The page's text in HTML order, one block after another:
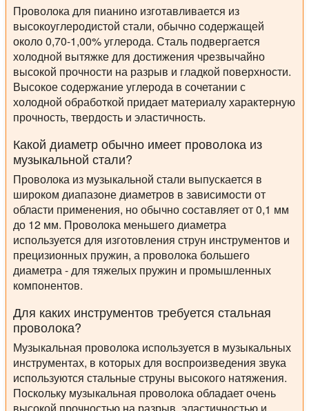
Проволока для пианино изготавливается из
высокоуглеродистой стали, обычно содержащей
около 0,70-1,00% углерода. Сталь подвергается
холодной вытяжке для достижения чрезвычайно
высокой прочности на разрыв и гладкой поверхности.
Высокое содержание углерода в сочетании с
холодной обработкой придает материалу характерную
прочность, твердость и эластичность.
Какой диаметр обычно имеет проволока из
музыкальной стали?
Проволока из музыкальной стали выпускается в
широком диапазоне диаметров в зависимости от
области применения, но обычно составляет от 0,1 мм
до 12 мм. Проволока меньшего диаметра
используется для изготовления струн инструментов и
прецизионных пружин, а проволока большего
диаметра - для тяжелых пружин и промышленных
компонентов.
Для каких инструментов требуется стальная
проволока?
Музыкальная проволока используется в музыкальных
инструментах, в которых для воспроизведения звука
используются стальные струны высокого натяжения.
Поскольку музыкальная проволока обладает очень
высокой прочностью на разрыв, эластичностью и